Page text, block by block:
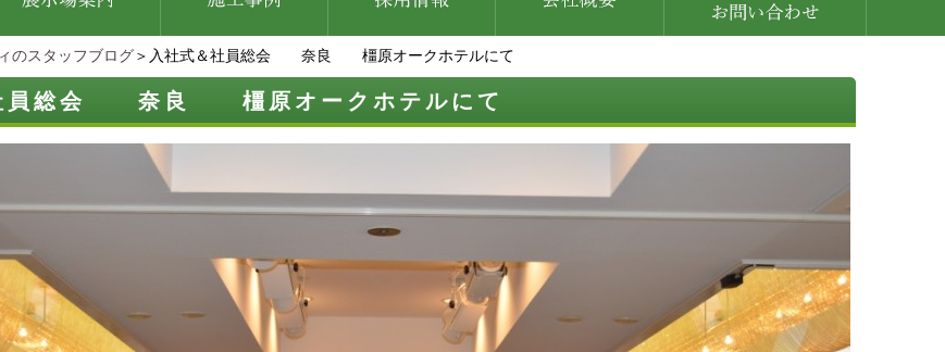
のスタッフブログ＞入社式＆社員総会 奈良 橿原オークホテルにて
社員総会 奈良 橿原オークホテルにて